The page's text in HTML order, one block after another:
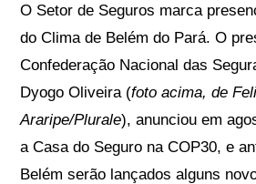
O Setor de Seguros marca
do Clima de Belém do Pará. O
Confederação Nacional das
Dyogo Oliveira (foto acima, de
Araripe/Plurale), anunciou em
a Casa do Seguro na COP30, e
Belém serão lançados alguns